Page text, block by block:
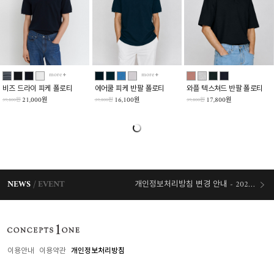
more
비즈 드라이 피케 폴로티
39,800원 21,000원
more
에어쿨 피케 반팔 폴로티
39,800원 16,100원
와플 텍스쳐드 반팔 폴로티
39,800원 17,800원
NEWS EVENT 개인정보처리방침 변경 안내 - 2026/07/30 시행
이용안내 이용약관 개인정보처리방침